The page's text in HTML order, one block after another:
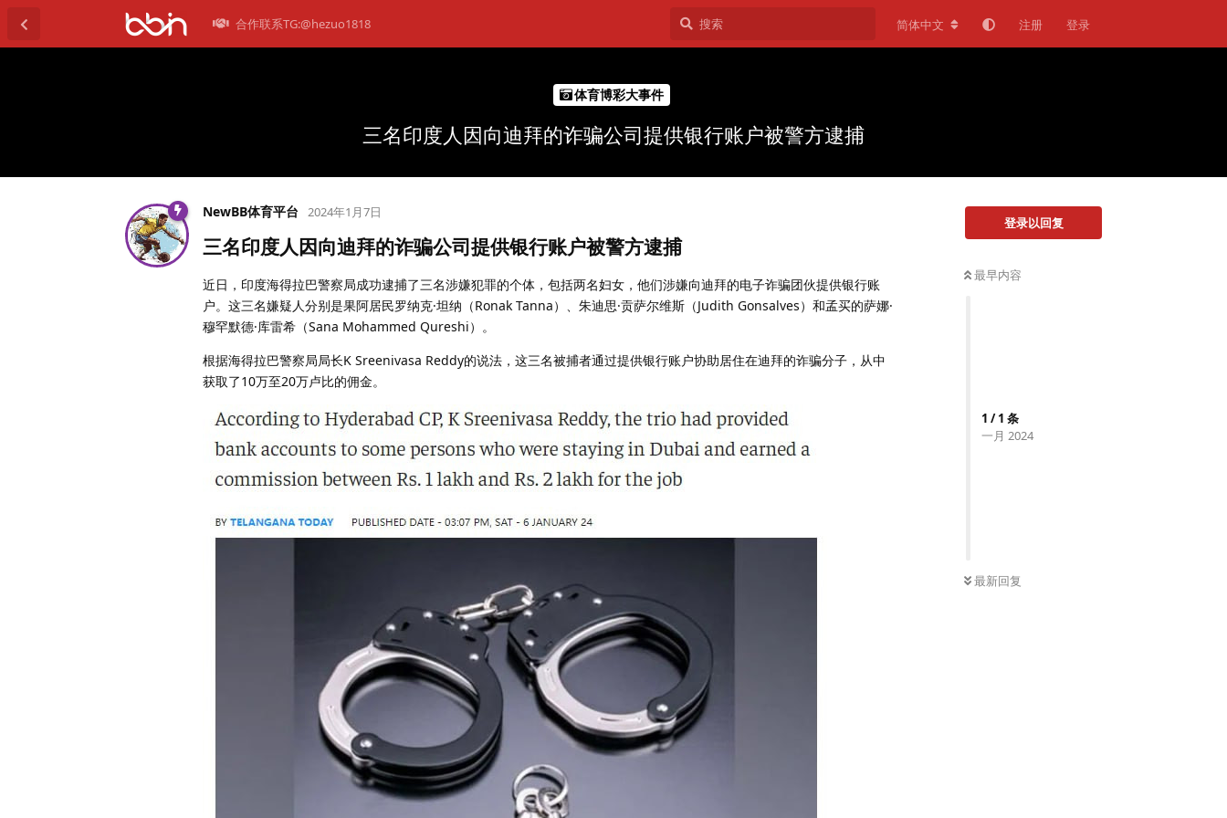
合作联系TG:@hezuo1818 简体中文 注册 登录
体育博彩大事件
三名印度人因向迪拜的诈骗公司提供银行账户被警方逮捕
登录以回复
最早内容
1 /1 条
一月 2024
最新回复
NewBB体育平台 2024年1月7日
三名印度人因向迪拜的诈骗公司提供银行账户被警方逮捕
近日，印度海得拉巴警察局成功逮捕了三名涉嫌犯罪的个体，包括两名妇女，他们涉嫌向迪拜的电子诈骗团伙提供银行账
户。这三名嫌疑人分别是果阿居民罗纳克·坦纳（Ronak Tanna）、朱迪思·贡萨尔维斯（Judith Gonsalves）和孟买的萨娜·
穆罕默德·库雷希（Sana Mohammed Qureshi）。
根据海得拉巴警察局局长K Sreenivasa Reddy的说法，这三名被捕者通过提供银行账户协助居住在迪拜的诈骗分子，从中
获取了10万至20万卢比的佣金。